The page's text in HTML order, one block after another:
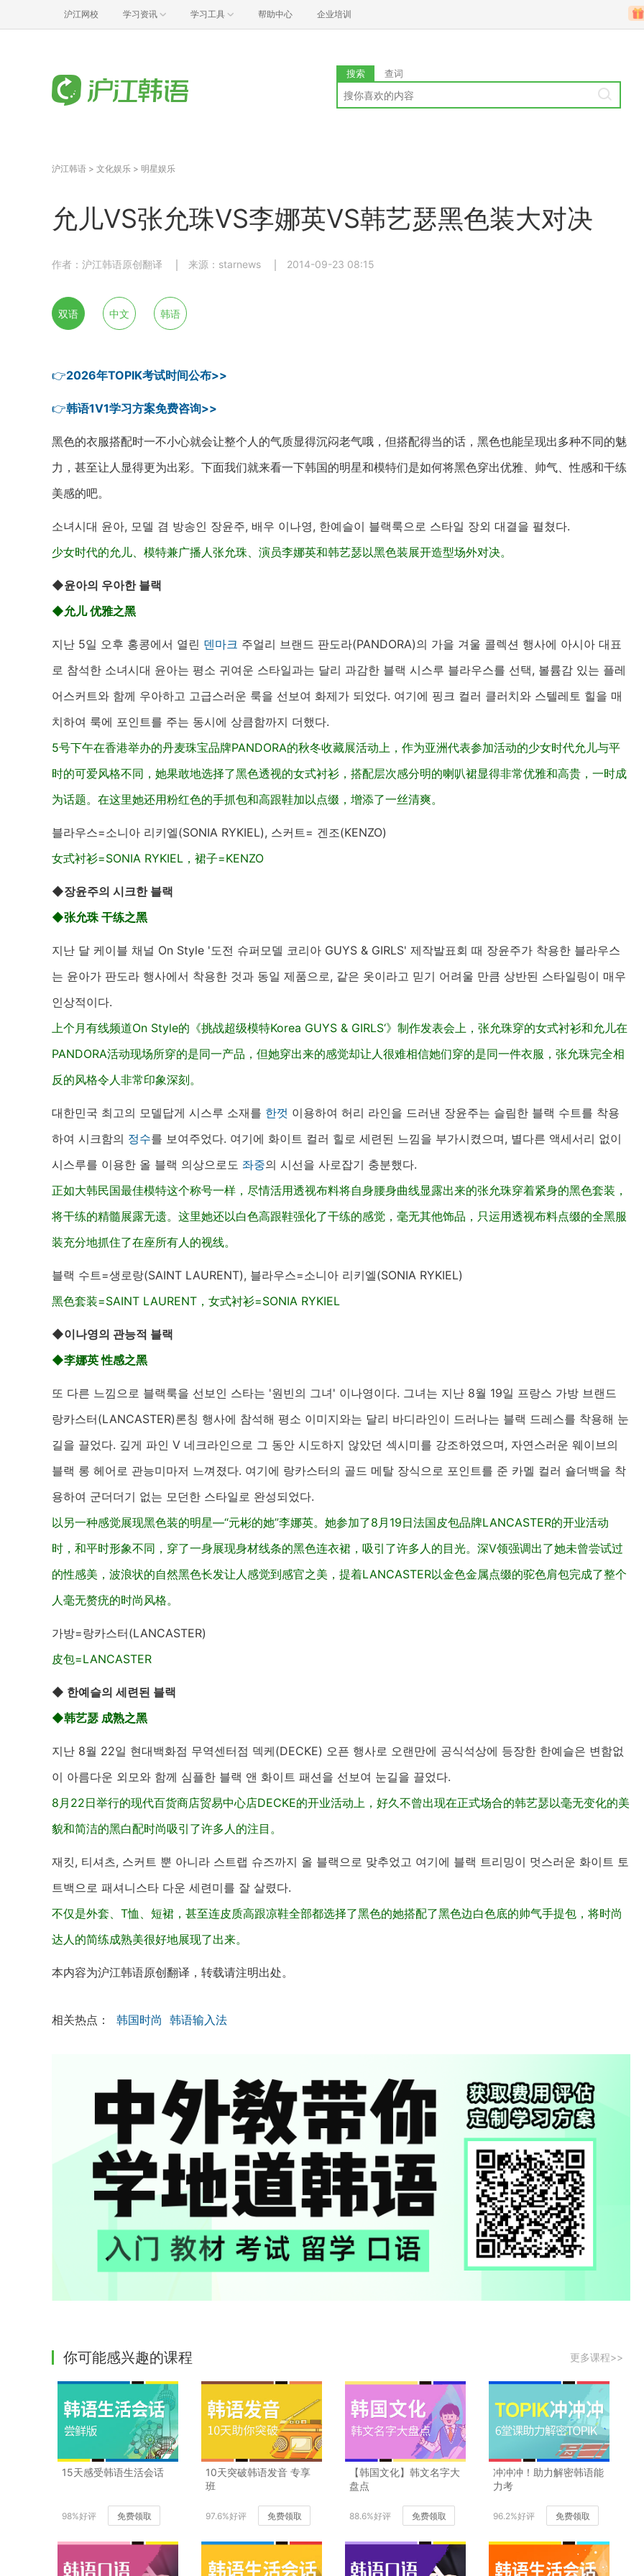
沪江网校 学习资讯 学习工具 帮助中心 企业培训
搜索 查词
沪江韩语 > 文化娱乐 > 明星娱乐
允儿VS张允珠VS李娜英VS韩艺瑟黑色装大对决
作者：沪江韩语原创翻译 来源：starnews 2014-09-23 08:15
双语 中文 韩语
👉2026年TOPIK考试时间公布>>
👉韩语1V1学习方案免费咨询>>
黑色的衣服搭配时一不小心就会让整个人的气质显得沉闷老气哦，但搭配得当的话，黑色也能呈现出多种不同的魅
力，甚至让人显得更为出彩。下面我们就来看一下韩国的明星和模特们是如何将黑色穿出优雅、帅气、性感和干练
美感的吧。
소녀시대 윤아, 모델 겸 방송인 장윤주, 배우 이나영, 한예슬이 블랙룩으로 스타일 장외 대결을 펼쳤다.
少女时代的允儿、模特兼广播人张允珠、演员李娜英和韩艺瑟以黑色装展开造型场外对决。
◆윤아의 우아한 블랙
◆允儿 优雅之黑
지난 5일 오후 홍콩에서 열린 덴마크 주얼리 브랜드 판도라(PANDORA)의 가을 겨울 콜렉션 행사에 아시아 대표
로 참석한 소녀시대 윤아는 평소 귀여운 스타일과는 달리 과감한 블랙 시스루 블라우스를 선택, 볼륨감 있는 플레
어스커트와 함께 우아하고 고급스러운 룩을 선보여 화제가 되었다. 여기에 핑크 컬러 클러치와 스텔레토 힐을 매
치하여 룩에 포인트를 주는 동시에 상큼함까지 더했다.
5号下午在香港举办的丹麦珠宝品牌PANDORA的秋冬收藏展活动上，作为亚洲代表参加活动的少女时代允儿与平
时的可爱风格不同，她果敢地选择了黑色透视的女式衬衫，搭配层次感分明的喇叭裙显得非常优雅和高贵，一时成
为话题。在这里她还用粉红色的手抓包和高跟鞋加以点缀，增添了一丝清爽。
블라우스=소니아 리키엘(SONIA RYKIEL), 스커트= 겐조(KENZO)
女式衬衫=SONIA RYKIEL，裙子=KENZO
◆장윤주의 시크한 블랙
◆张允珠 干练之黑
지난 달 케이블 채널 On Style '도전 슈퍼모델 코리아 GUYS & GIRLS' 제작발표회 때 장윤주가 착용한 블라우스
는 윤아가 판도라 행사에서 착용한 것과 동일 제품으로, 같은 옷이라고 믿기 어려울 만큼 상반된 스타일링이 매우
인상적이다.
上个月有线频道On Style的《挑战超级模特Korea GUYS & GIRLS‘》制作发表会上，张允珠穿的女式衬衫和允儿在
PANDORA活动现场所穿的是同一产品，但她穿出来的感觉却让人很难相信她们穿的是同一件衣服，张允珠完全相
反的风格令人非常印象深刻。
대한민국 최고의 모델답게 시스루 소재를 한껏 이용하여 허리 라인을 드러낸 장윤주는 슬림한 블랙 수트를 착용
하여 시크함의 정수를 보여주었다. 여기에 화이트 컬러 힐로 세련된 느낌을 부가시켰으며, 별다른 액세서리 없이
시스루를 이용한 올 블랙 의상으로도 좌중의 시선을 사로잡기 충분했다.
正如大韩民国最佳模特这个称号一样，尽情活用透视布料将自身腰身曲线显露出来的张允珠穿着紧身的黑色套装，
将干练的精髓展露无遗。这里她还以白色高跟鞋强化了干练的感觉，毫无其他饰品，只运用透视布料点缀的全黑服
装充分地抓住了在座所有人的视线。
블랙 수트=생로랑(SAINT LAURENT), 블라우스=소니아 리키엘(SONIA RYKIEL)
黑色套装=SAINT LAURENT，女式衬衫=SONIA RYKIEL
◆이나영의 관능적 블랙
◆李娜英 性感之黑
또 다른 느낌으로 블랙룩을 선보인 스타는 '원빈의 그녀' 이나영이다. 그녀는 지난 8월 19일 프랑스 가방 브랜드
랑카스터(LANCASTER)론칭 행사에 참석해 평소 이미지와는 달리 바디라인이 드러나는 블랙 드레스를 착용해 눈
길을 끌었다. 깊게 파인 V 네크라인으로 그 동안 시도하지 않았던 섹시미를 강조하였으며, 자연스러운 웨이브의
블랙 롱 헤어로 관능미마저 느껴졌다. 여기에 랑카스터의 골드 메탈 장식으로 포인트를 준 카멜 컬러 숄더백을 착
용하여 군더더기 없는 모던한 스타일로 완성되었다.
以另一种感觉展现黑色装的明星—“元彬的她”李娜英。她参加了8月19日法国皮包品牌LANCASTER的开业活动
时，和平时形象不同，穿了一身展现身材线条的黑色连衣裙，吸引了许多人的目光。深V领强调出了她未曾尝试过
的性感美，波浪状的自然黑色长发让人感觉到感官之美，提着LANCASTER以金色金属点缀的驼色肩包完成了整个
人毫无赘疣的时尚风格。
가방=랑카스터(LANCASTER)
皮包=LANCASTER
◆ 한예슬의 세련된 블랙
◆韩艺瑟 成熟之黑
지난 8월 22일 현대백화점 무역센터점 덱케(DECKE) 오픈 행사로 오랜만에 공식석상에 등장한 한예슬은 변함없
이 아름다운 외모와 함께 심플한 블랙 앤 화이트 패션을 선보여 눈길을 끌었다.
8月22日举行的现代百货商店贸易中心店DECKE的开业活动上，好久不曾出现在正式场合的韩艺瑟以毫无变化的美
貌和简洁的黑白配时尚吸引了许多人的注目。
재킷, 티셔츠, 스커트 뿐 아니라 스트랩 슈즈까지 올 블랙으로 맞추었고 여기에 블랙 트리밍이 멋스러운 화이트 토
트백으로 패셔니스타 다운 세련미를 잘 살렸다.
不仅是外套、T恤、短裙，甚至连皮质高跟凉鞋全部都选择了黑色的她搭配了黑色边白色底的帅气手提包，将时尚
达人的简练成熟美很好地展现了出来。
本内容为沪江韩语原创翻译，转载请注明出处。
相关热点： 韩国时尚 韩语输入法
你可能感兴趣的课程 更多课程>>
15天感受韩语生活会话
98%好评 免费领取
10天突破韩语发音 专享
班
97.6%好评 免费领取
【韩国文化】韩文名字大
盘点
88.6%好评 免费领取
冲冲冲！助力解密韩语能
力考
96.2%好评 免费领取